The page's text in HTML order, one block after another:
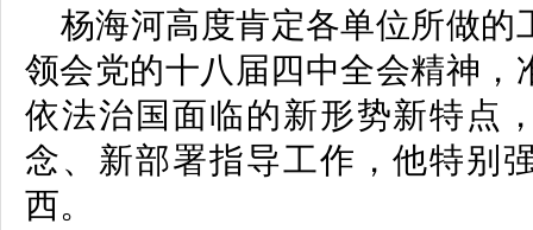
杨海河高度肯定各单位所做的
领会党的十八届四中全会精神，
依法治国面临的新形势新特点
念、新部署指导工作，他特别
西。